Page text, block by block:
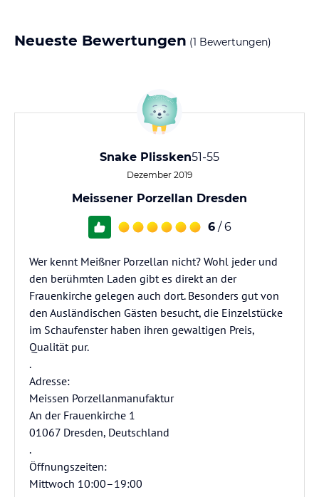
Neueste Bewertungen (1 Bewertungen)
Snake Plissken51-55
Dezember 2019
Meissener Porzellan Dresden
6 / 6
Wer kennt Meißner Porzellan nicht? Wohl jeder und
den berühmten Laden gibt es direkt an der
Frauenkirche gelegen auch dort. Besonders gut von
den Ausländischen Gästen besucht, die Einzelstücke
im Schaufenster haben ihren gewaltigen Preis,
Qualität pur.
.
Adresse:
Meissen Porzellanmanufaktur
An der Frauenkirche 1
01067 Dresden, Deutschland
.
Öffnungszeiten:
Mittwoch 10:00–19:00